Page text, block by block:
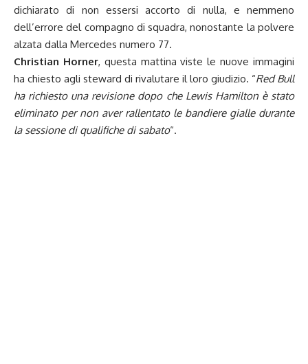
dichiarato di non essersi accorto di nulla, e nemmeno
dell’errore del compagno di squadra, nonostante la polvere
alzata dalla Mercedes numero 77.
Christian Horner, questa mattina viste le nuove immagini
ha chiesto agli steward di rivalutare il loro giudizio. “Red Bull
ha richiesto una revisione dopo che Lewis Hamilton è stato
eliminato per non aver rallentato le bandiere gialle durante
la sessione di qualifiche di sabato“.